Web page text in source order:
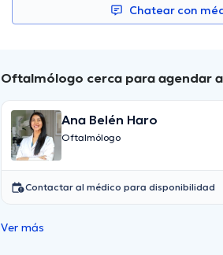
Chatear con
Oftalmólogo cerca para agendar
Ana Belén Haro
Oftalmólogo
Contactar al médico para disponibilidad
Ver más